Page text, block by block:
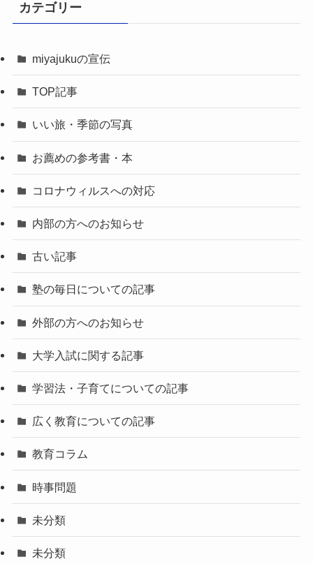
カテゴリー
miyajukuの宣伝
TOP記事
いい旅・季節の写真
お薦めの参考書・本
コロナウィルスへの対応
内部の方へのお知らせ
古い記事
塾の毎日についての記事
外部の方へのお知らせ
大学入試に関する記事
学習法・子育てについての記事
広く教育についての記事
教育コラム
時事問題
未分類
未分類